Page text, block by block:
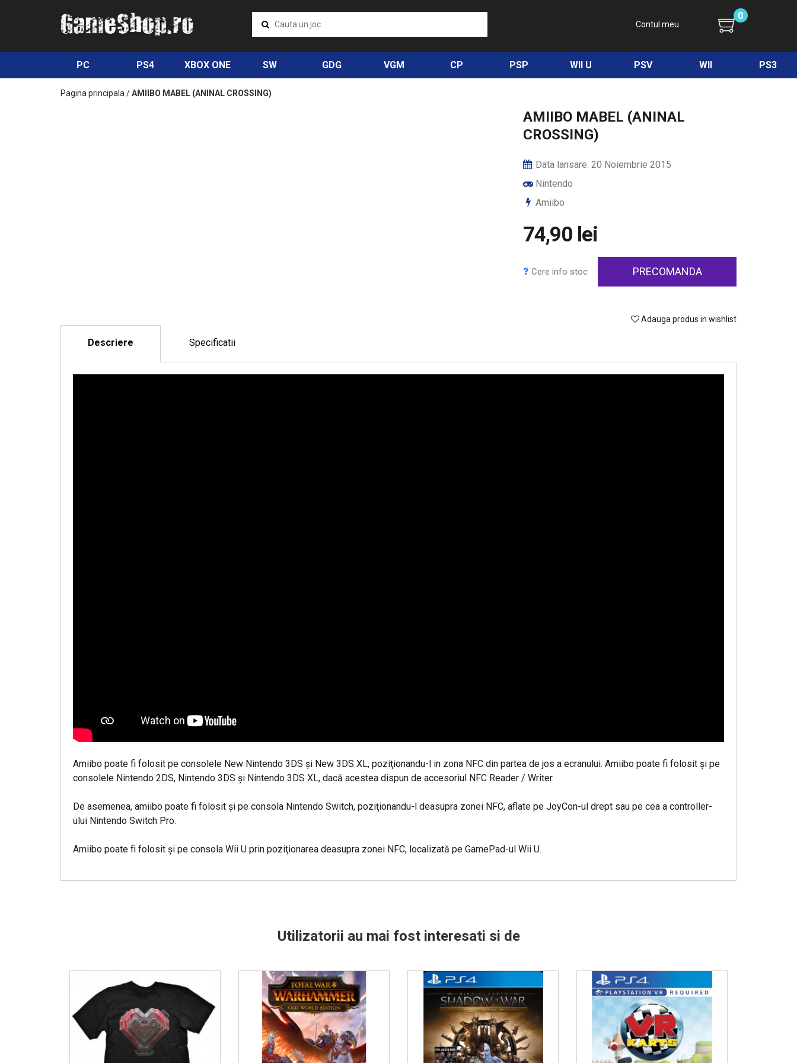
Contul meu
0
PC PS4 XBOX ONE SW GDG VGM CP PSP WII U PSV WII PS3
Pagina principala /AMIIBO MABEL (ANINAL CROSSING)
AMIIBO MABEL (ANINAL
CROSSING)
Data lansare: 20 Noiembrie 2015
Nintendo
Amiibo
74,90 lei
Cere info stoc PRECOMANDA
Adauga produs in wishlist
Descriere Specificatii
Amiibo poate fi folosit pe consolele New Nintendo 3DS şi New 3DS XL, poziţionandu-l in zona NFC din partea de jos a ecranului. Amiibo poate fi folosit şi pe
consolele Nintendo 2DS, Nintendo 3DS şi Nintendo 3DS XL, dacă acestea dispun de accesoriul NFC Reader / Writer.
De asemenea, amiibo poate fi folosit şi pe consola Nintendo Switch, poziţionandu-l deasupra zonei NFC, aflate pe JoyCon-ul drept sau pe cea a controller-
ului Nintendo Switch Pro.
Amiibo poate fi folosit şi pe consola Wii U prin poziţionarea deasupra zonei NFC, localizată pe GamePad-ul Wii U.
Utilizatorii au mai fost interesati si de